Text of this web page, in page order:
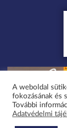
Minden jog
Művelődési Ház
A weboldal
fokozásának és
További
Adatvédelmi